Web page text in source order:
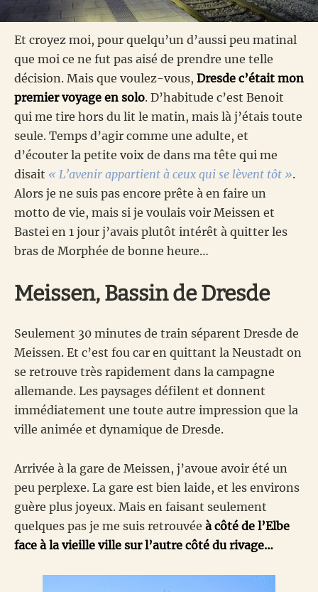
Et croyez moi, pour quelqu’un d’aussi peu matinal
que moi ce ne fut pas aisé de prendre une telle
décision. Mais que voulez-vous, Dresde c’était mon
premier voyage en solo. D’habitude c’est Benoit
qui me tire hors du lit le matin, mais là j’étais toute
seule. Temps d’agir comme une adulte, et
d’écouter la petite voix de dans ma tête qui me
disait « L’avenir appartient à ceux qui se lèvent tôt ».
Alors je ne suis pas encore prête à en faire un
motto de vie, mais si je voulais voir Meissen et
Bastei en 1 jour j’avais plutôt intérêt à quitter les
bras de Morphée de bonne heure…
Meissen, Bassin de Dresde
Seulement 30 minutes de train séparent Dresde de
Meissen. Et c’est fou car en quittant la Neustadt on
se retrouve très rapidement dans la campagne
allemande. Les paysages défilent et donnent
immédiatement une toute autre impression que la
ville animée et dynamique de Dresde.
Arrivée à la gare de Meissen, j’avoue avoir été un
peu perplexe. La gare est bien laide, et les environs
guère plus joyeux. Mais en faisant seulement
quelques pas je me suis retrouvée à côté de l’Elbe
face à la vieille ville sur l’autre côté du rivage…